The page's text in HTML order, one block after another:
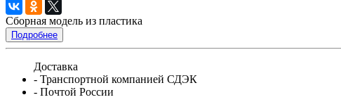
Сборная модель из пластика
Подробнее
Доставка
- Транспортной компанией СДЭК
- Почтой России